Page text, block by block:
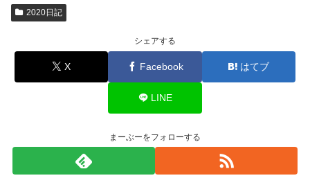
2020日記
シェアする
X Facebook はてブ
LINE
まーぶーをフォローする